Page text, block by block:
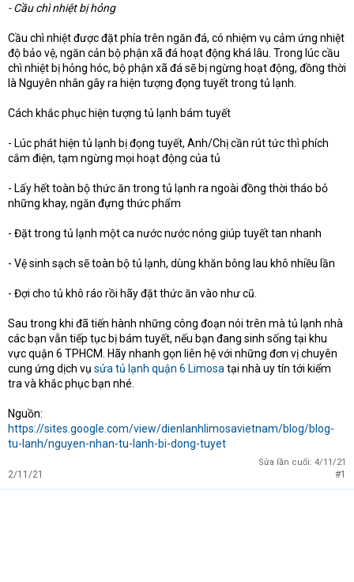
- Cầu chì nhiệt bị hỏng
Cầu chì nhiệt được đặt phía trên ngăn đá, có nhiệm vụ cảm ứng nhiệt
độ bảo vệ, ngăn cản bộ phận xã đá hoạt động khá lâu. Trong lúc cầu
chì nhiệt bị hỏng hóc, bộ phận xã đá sẽ bị ngừng hoạt động, đồng thời
là Nguyên nhân gây ra hiện tượng đọng tuyết trong tủ lạnh.
Cách khắc phục hiện tượng tủ lạnh bám tuyết
- Lúc phát hiện tủ lạnh bị đọng tuyết, Anh/Chị cần rút tức thì phích
cắm điện, tạm ngừng mọi hoạt động của tủ
- Lấy hết toàn bộ thức ăn trong tủ lạnh ra ngoài đồng thời tháo bỏ
những khay, ngăn đựng thức phẩm
- Đặt trong tủ lạnh một ca nước nước nóng giúp tuyết tan nhanh
- Vệ sinh sạch sẽ toàn bộ tủ lạnh, dùng khăn bông lau khô nhiều lần
- Đợi cho tủ khô ráo rồi hãy đặt thức ăn vào như cũ.
Sau trong khi đã tiến hành những công đoạn nói trên mà tủ lạnh nhà
các bạn vẫn tiếp tục bị bám tuyết, nếu bạn đang sinh sống tại khu
vực quận 6 TPHCM. Hãy nhanh gọn liên hệ với những đơn vị chuyên
cung ứng dịch vụ sửa tủ lạnh quận 6 Limosatại nhà uy tín tới kiểm
tra và khắc phục bạn nhé.
Nguồn:
https://sites.google.com/view/dienlanhlimosavietnam/blog/blog-
tu-lanh/nguyen-nhan-tu-lanh-bi-dong-tuyet
Sửa lần cuối: 4/11/21
2/11/21 #1